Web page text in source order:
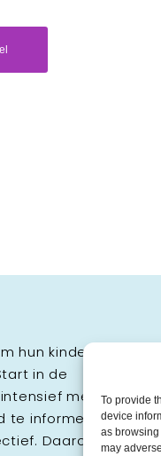
To provide
device
as
may
hun kinderen zo
in de
met
te informeren
Daarom werkt